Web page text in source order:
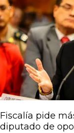
Fiscalía pide
diputado de